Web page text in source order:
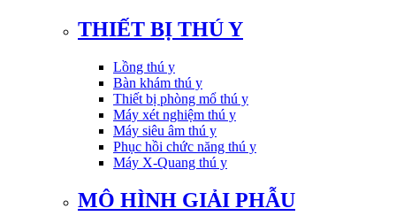
THIẾT BỊ THÚ Y
Lồng thú y
Bàn khám thú y
Thiết bị phòng mổ thú y
Máy xét nghiệm thú y
Máy siêu âm thú y
Phục hồi chức năng thú y
Máy X-Quang thú y
MÔ HÌNH GIẢI PHẪU